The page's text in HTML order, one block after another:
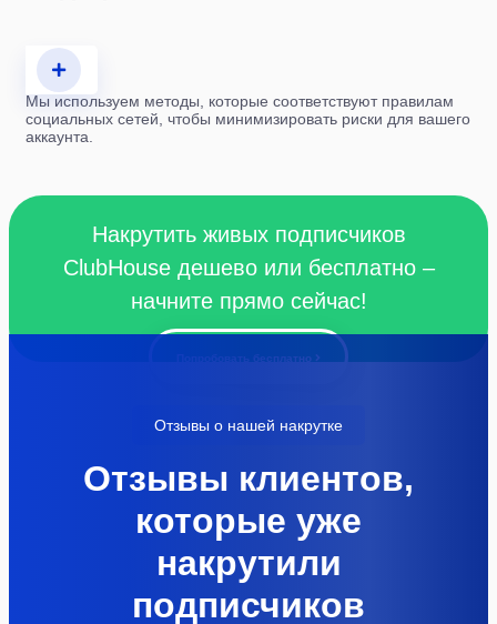
Мы используем методы, которые соответствуют правилам
социальных сетей, чтобы минимизировать риски для вашего
аккаунта.
Накрутить живых подписчиков
ClubHouse дешево или бесплатно –
начните прямо сейчас!
Попробовать бесплатно
Отзывы о нашей накрутке
Отзывы клиентов,
которые уже
накрутили
подписчиков